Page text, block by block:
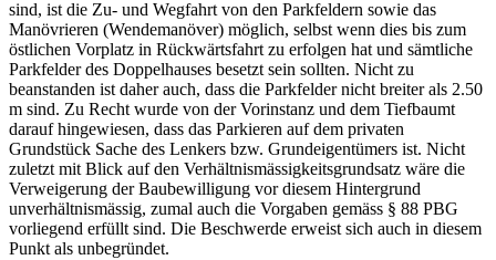
sind, ist die Zu- und Wegfahrt von den Parkfeldern sowie das
Manövrieren (Wendemanöver) möglich, selbst wenn dies bis zum
östlichen Vorplatz in Rückwärtsfahrt zu erfolgen hat und sämtliche
Parkfelder des Doppelhauses besetzt sein sollten. Nicht zu
beanstanden ist daher auch, dass die Parkfelder nicht breiter als 2.50
m sind. Zu Recht wurde von der Vorinstanz und dem Tiefbaumt
darauf hingewiesen, dass das Parkieren auf dem privaten
Grundstück Sache des Lenkers bzw. Grundeigentümers ist. Nicht
zuletzt mit Blick auf den Verhältnismässigkeitsgrundsatz wäre die
Verweigerung der Baubewilligung vor diesem Hintergrund
unverhältnismässig, zumal auch die Vorgaben gemäss § 88 PBG
vorliegend erfüllt sind. Die Beschwerde erweist sich auch in diesem
Punkt als unbegründet.